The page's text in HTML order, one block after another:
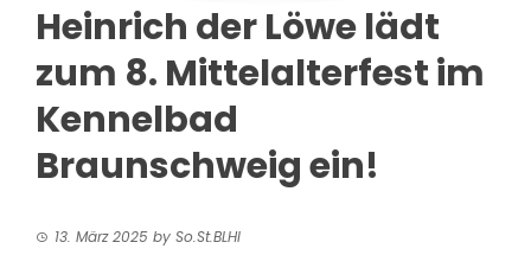
Heinrich der Löwe lädt
zum 8. Mittelalterfest im
Kennelbad
Braunschweig ein!
13. März 2025 by So.St.BLHI